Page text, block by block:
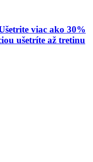
viac ako 30%
ušetríte až tretinu